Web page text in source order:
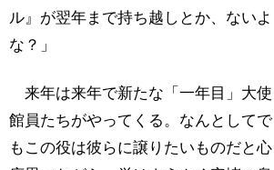
ル』が翌年まで持ち越しとか、ないよ
な？」
来年は来年で新たな「一年目」大使
館員たちがやってくる。なんとしてで
もこの役は彼らに譲りたいものだと心